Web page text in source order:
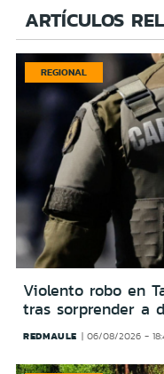
ARTÍCULOS
REGIONAL
Violento robo en
tras sorprender a
REDMAULE 06/08/2026 -